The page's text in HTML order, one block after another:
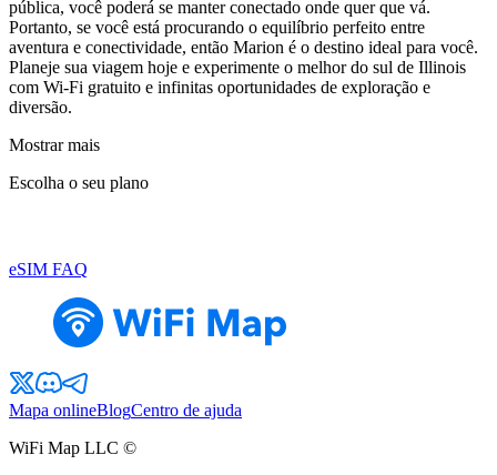
pública, você poderá se manter conectado onde quer que vá.
Portanto, se você está procurando o equilíbrio perfeito entre
aventura e conectividade, então Marion é o destino ideal para você.
Planeje sua viagem hoje e experimente o melhor do sul de Illinois
com Wi-Fi gratuito e infinitas oportunidades de exploração e
diversão.
Mostrar mais
Escolha o seu plano
eSIM FAQ
Mapa onlineBlogCentro de ajuda
WiFi Map LLC ©